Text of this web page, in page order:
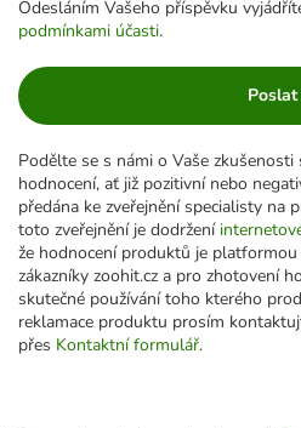
Odesláním Vašeho příspěvku
podmínkami účasti.
Poslat
Podělte se s námi o Vaše
hodnocení, ať již pozitivní nebo
předána ke zveřejnění specialisty na
toto zveřejnění je dodržení
že hodnocení produktů je
zákazníky zoohit.cz a pro zhotovení
skutečné používání toho kterého
reklamace produktu prosím
přes Kontaktní formulář.